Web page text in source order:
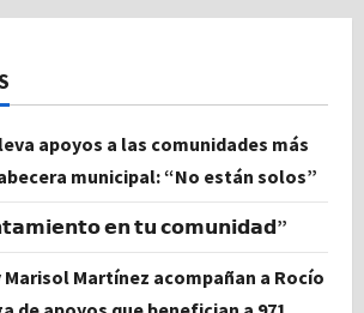
apoyos a las comunidades más
municipal: “No están solos”
𝗲𝗻 𝘁𝘂 𝗰𝗼𝗺𝘂𝗻𝗶𝗱𝗮𝗱”
Martínez acompañan a Rocío